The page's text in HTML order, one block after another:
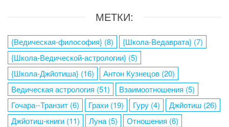
МЕТКИ:
{Ведическая-философия} (8) {Школа-Ведаврата} (7)
{Школа-Ведической-астрологии} (5)
{Школа-Джйотиша} (16) Антон Кузнецов (20)
Ведическая астрология (51) Взаимоотношения (5)
Гочара--Транзит (6) Грахи (19) Гуру (4) Джйотиш (26)
Джйотиш-книги (11) Луна(5) Отношения (6)